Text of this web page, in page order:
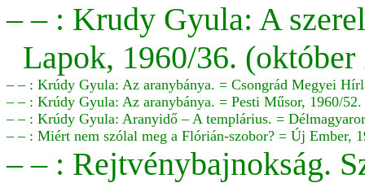
– – : Krudy Gyula: A
Lapok, 1960/36.
– – : Krúdy Gyula: Az aranybánya. = Csongrád Megyei
– – : Krúdy Gyula: Az aranybánya. = Pesti Műsor, 1960/
– – : Krúdy Gyula: Aranyidő – A templárius. =
– – : Miért nem szólal meg a Flórián-szobor? = Új Ember,
– – : Rejtvénybajnokság.